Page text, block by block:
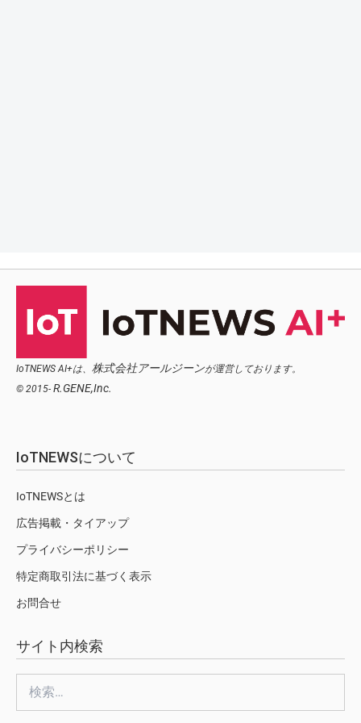
IoTNEWS AI+は、 株式会社アールジーンが運営しております。
© 2015- R.GENE,Inc.
IoTNEWSについて
IoTNEWSとは
広告掲載・タイアップ
プライバシーポリシー
特定商取引法に基づく表示
お問合せ
サイト内検索
索: